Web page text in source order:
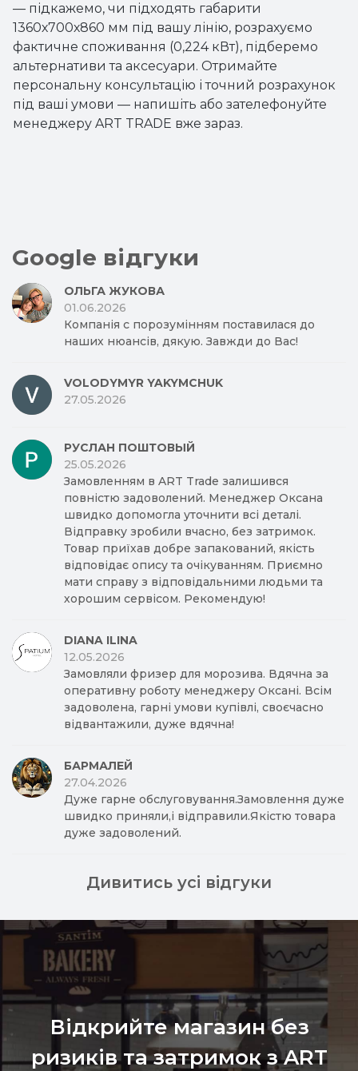
— підкажемо, чи підходять габарити
1360х700х860 мм під вашу лінію, розрахуємо
фактичне споживання (0,224 кВт), підберемо
альтернативи та аксесуари. Отримайте
персональну консультацію і точний розрахунок
під ваші умови — напишіть або зателефонуйте
менеджеру ART TRADE вже зараз.
Google відгуки
ОЛЬГА ЖУКОВА
01.06.2026
Компанія с порозумінням поставилася до
наших нюансів, дякую. Завжди до Вас!
VOLODYMYR YAKYMCHUK
27.05.2026
РУСЛАН ПОШТОВЫЙ
25.05.2026
Замовленням в ART Trade залишився
повністю задоволений. Менеджер Оксана
швидко допомогла уточнити всі деталі.
Відправку зробили вчасно, без затримок.
Товар приїхав добре запакований, якість
відповідає опису та очікуванням. Приємно
мати справу з відповідальними людьми та
хорошим сервісом. Рекомендую!
DIANA ILINA
12.05.2026
Замовляли фризер для морозива. Вдячна за
оперативну роботу менеджеру Оксані. Всім
задоволена, гарні умови купівлі, своєчасно
відвантажили, дуже вдячна!
БАРМАЛЕЙ
27.04.2026
Дуже гарне обслуговування.Замовлення дуже
швидко приняли,і відправили.Якістю товара
дуже задоволений.
Дивитись усі відгуки
Відкрийте магазин без
ризиків та затримок з ART